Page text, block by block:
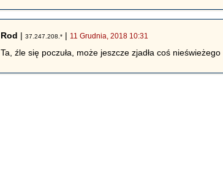
Rod |37.247.208.* | 11 Grudnia, 2018 10:31
Ta, źle się poczuła, może jeszcze zjadła coś nieświeżego